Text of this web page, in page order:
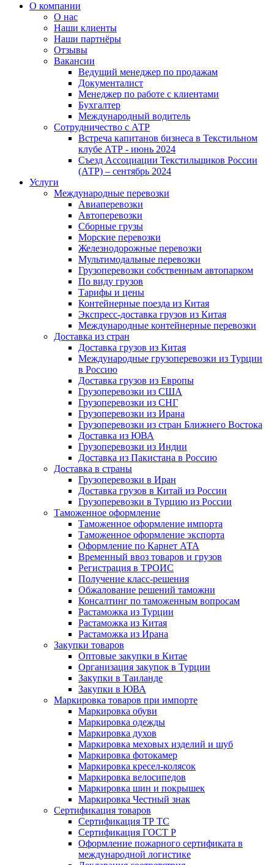
О компании
О нас
Наши клиенты
Наши партнёры
Отзывы
Вакансии
Ведущий менеджер по продажам
Документалист
Менеджер по работе с клиентами
Бухгалтер
Международный водитель
Сотрудничество с АТР
Встреча капитанов бизнеса в Текстильном
клубе АТР - июнь 2024
Съезд Ассоциации Текстильщиков России
(АТР) – сентябрь 2024
Услуги
Международные перевозки
Авиаперевозки
Автоперевозки
Сборные грузы
Морские перевозки
Железнодорожные перевозки
Мультимодальные перевозки
Грузоперевозки собственным автопарком
По виду грузов
Тарифы и цены
Контейнерные поезда из Китая
Экспресс-доставка грузов из Китая
Международные контейнерные перевозки
Доставка из стран
Доставка грузов из Китая
Международные грузоперевозки из Турции
в Россию
Доставка грузов из Европы
Грузоперевозки из США
Грузоперевозки из СНГ
Грузоперевозки из Ирана
Грузоперевозки из стран Ближнего Востока
Доставка из ЮВА
Грузоперевозки из Индии
Доставка из Пакистана в Россию
Доставка в страны
Грузоперевозки в Иран
Доставка грузов в Китай из России
Грузоперевозки в Турцию из России
Таможенное оформление
Таможенное оформление импорта
Таможенное оформление экспорта
Оформление по Карнет АТА
Временный ввоз товаров и грузов
Регистрация в ТРОИС
Получение класс-решения
Обжалование решений таможни
Консалтинг по таможенным вопросам
Растаможка из Турции
Растаможка из Китая
Растаможка из Ирана
Закупки товаров
Оптовые закупки в Китае
Организация закупок в Турции
Закупки в Таиланде
Закупки в ЮВА
Маркировка товаров при импорте
Маркировка обуви
Маркировка одежды
Маркировка духов
Маркировка меховых изделий и шуб
Маркировка фотокамер
Маркировка кресел-колясок
Маркировка велосипедов
Маркировка шин и покрышек
Маркировка Честный знак
Сертификация товаров
Сертификация ТР ТС
Сертификация ГОСТ Р
Оформление пожарного сертификата в
международной логистике